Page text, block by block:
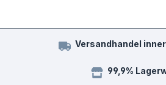
Versandhandel
99,9%